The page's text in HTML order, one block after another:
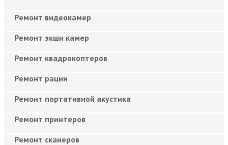
Ремонт видеокамер
Ремонт экшн камер
Ремонт квадрокоптеров
Ремонт рации
Ремонт портативной акустика
Ремонт принтеров
Ремонт сканеров